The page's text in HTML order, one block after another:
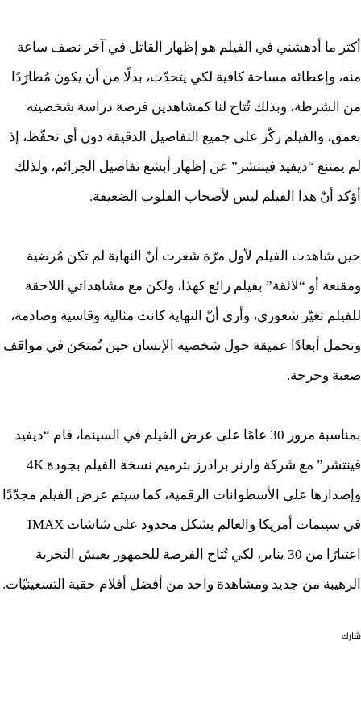
أكثر ما أدهشني في الفيلم هو إظهار القاتل في آخر نصف ساعة
منه، وإعطائه مساحة كافية لكي يتحدّث، بدلًا من أن يكون مُطارَدًا
من الشرطة، وبذلك تُتاح لنا كمشاهدين فرصة دراسة شخصيته
بعمق، والفيلم ركّز على جميع التفاصيل الدقيقة دون أي تحفّظ، إذ
لم يمتنع “ديفيد فينتشر” عن إظهار أبشع تفاصيل الجرائم، ولذلك
أؤكد أنّ هذا الفيلم ليس لأصحاب القلوب الضعيفة.
حين شاهدت الفيلم لأول مرّة شعرت أنّ النهاية لم تكن مُرضية
ومقنعة أو “لائقة” بفيلم رائع كهذا، ولكن مع مشاهداتي اللاحقة
للفيلم تغيّر شعوري، وأرى أنّ النهاية كانت مثالية وقاسية وصادمة،
وتحمل أبعادًا عميقة حول شخصية الإنسان حين تُمتحَن في مواقف
صعبة وحرجة.
بمناسبة مرور 30 عامًا على عرض الفيلم في السينما، قام “ديفيد
فينتشر” مع شركة وارنر براذرز بترميم نسخة الفيلم بجودة 4K
وإصدارها على الأسطوانات الرقمية، كما سيتم عرض الفيلم مجدّدًا
في سينمات أمريكا والعالم بشكل محدود على شاشات IMAX
اعتبارًا من 30 يناير، لكي تُتاح الفرصة للجمهور بعيش التجربة
الرهيبة من جديد ومشاهدة واحد من أفضل أفلام حقبة التسعينيّات.
شارك